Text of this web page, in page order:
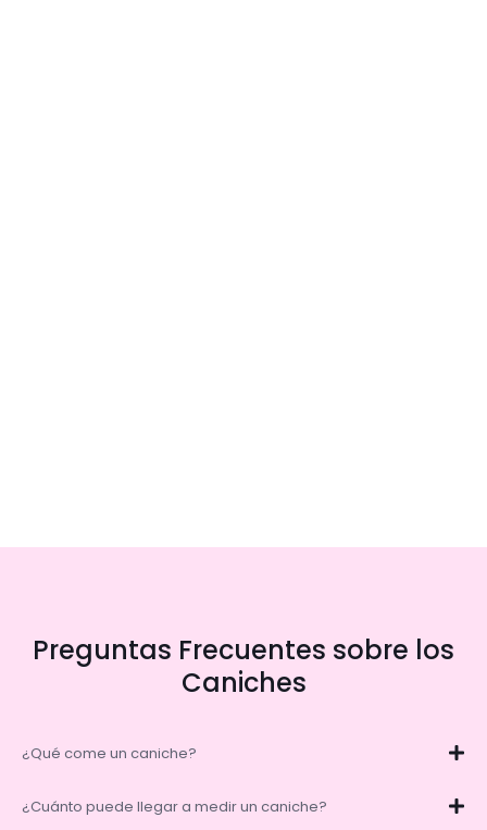
Preguntas Frecuentes sobre los
Caniches
¿Qué come un caniche?
¿Cuánto puede llegar a medir un caniche?